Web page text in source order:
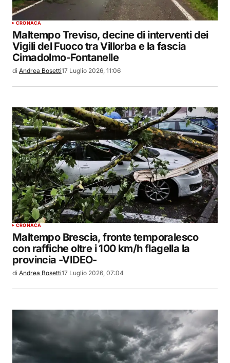
CRONACA
Maltempo Treviso, decine di interventi dei
Vigili del Fuoco tra Villorba e la fascia
Cimadolmo-Fontanelle
di Andrea Bosetti17 Luglio 2026, 11:06
CRONACA
Maltempo Brescia, fronte temporalesco
con raffiche oltre i 100 km/h flagella la
provincia -VIDEO-
di Andrea Bosetti17 Luglio 2026, 07:04